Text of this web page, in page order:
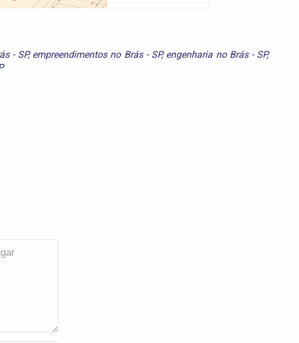
- SP, empreendimentos no Brás - SP, engenharia no Brás - SP,